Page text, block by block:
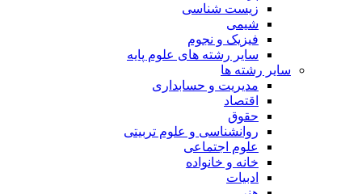
زیست شناسی
شیمی
فیزیک و نجوم
سایر رشته های علوم پایه
سایر رشته ها
مدیریت و حسابداری
اقتصاد
حقوق
روانشناسی و علوم تربیتی
علوم اجتماعی
خانه و خانواده
ادبیات